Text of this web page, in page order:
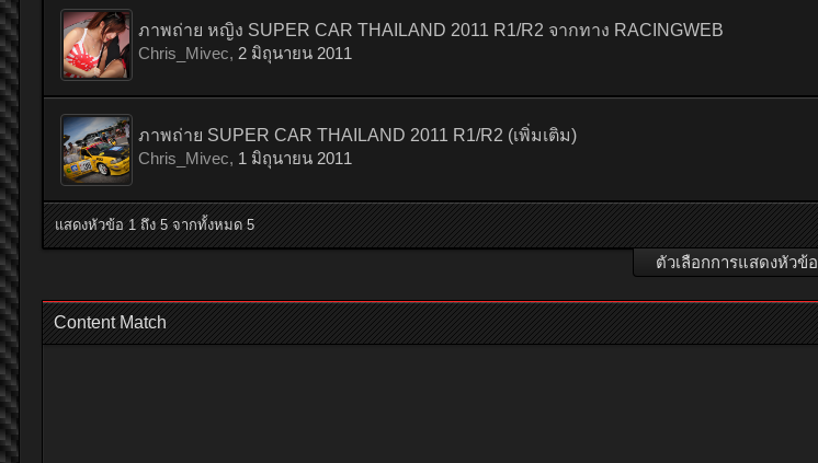
ภาพถ่าย หญิง SUPER CAR THAILAND 2011 R1/R2 จากทาง RACINGWEB
Chris_Mivec, 2 มิถุนายน 2011
ภาพถ่าย SUPER CAR THAILAND 2011 R1/R2 (เพิ่มเติม)
Chris_Mivec, 1 มิถุนายน 2011
แสดงหัวข้อ 1 ถึง 5 จากทั้งหมด 5
ตัวเลือกการแสดงหัวข้อ
Content Match